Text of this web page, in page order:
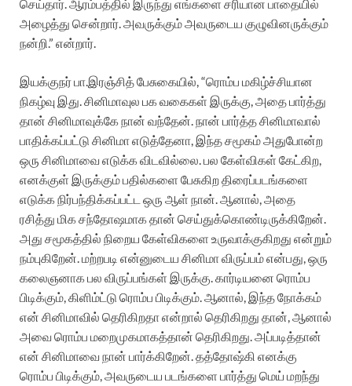
செய்தார். ஆரம்பத்தில் இருந்து எங்களை சரியான பாதையில்
அழைத்து சென்றார். அவருக்கும் அவருடைய குழுவினருக்கும்
நன்றி.” என்றார்.
இயக்குநர் பா.இரஞ்சித் பேசுகையில், “ரொம்ப மகிழ்ச்சியான
நிகழ்வு இது. சினிமாவுல பக வகைகள் இருக்கு, அதை பார்த்து
தான் சினிமாவுக்கே நான் வந்தேன். நான் பார்த்த சினிமாவால்
பாதிக்கப்பட்டு சினிமா எடுத்தேனா, இந்த சமூகம் அதுபோன்ற
ஒரு சினிமாவை எடுக்க விடவில்லை. பல கேள்விகள் கேட்கிற,
எனக்குள் இருக்கும் பதில்களை பேசுகிற திரைப்படங்களை
எடுக்க நிர்பந்திக்கப்பட்ட ஒரு ஆள் நான். ஆனால், அதை
ரசித்து மிக சந்தோஷமாக தான் செய்துக்கொண்டிருக்கிறேன்.
அது சமூகத்தில் நிறைய கேள்விகளை உருவாக்குகிறது என்றும்
நம்புகிறேன். மற்றபடி என்னுடைய சினிமா விருப்பம் என்பது, ஒரு
கலைஞனாக பல விருப்பங்கள் இருக்கு. கார்டியனை ரொம்ப
பிடிக்கும், கிளிம்ட்டு ரொம்ப பிடிக்கும். ஆனால், இந்த நோக்கம்
என் சினிமாவில் தெரிகிறதா என்றால் தெரிகிறது தான், ஆனால்
அவை ரொம்ப மறைமுகமாகத்தான் தெரிகிறது. அப்படித்தான்
என் சினிமாவை நான் பார்க்கிறேன். தத்தோஷ்கி எனக்கு
ரொம்ப பிடிக்கும், அவருடைய படங்களை பார்த்து மெய் மறந்து